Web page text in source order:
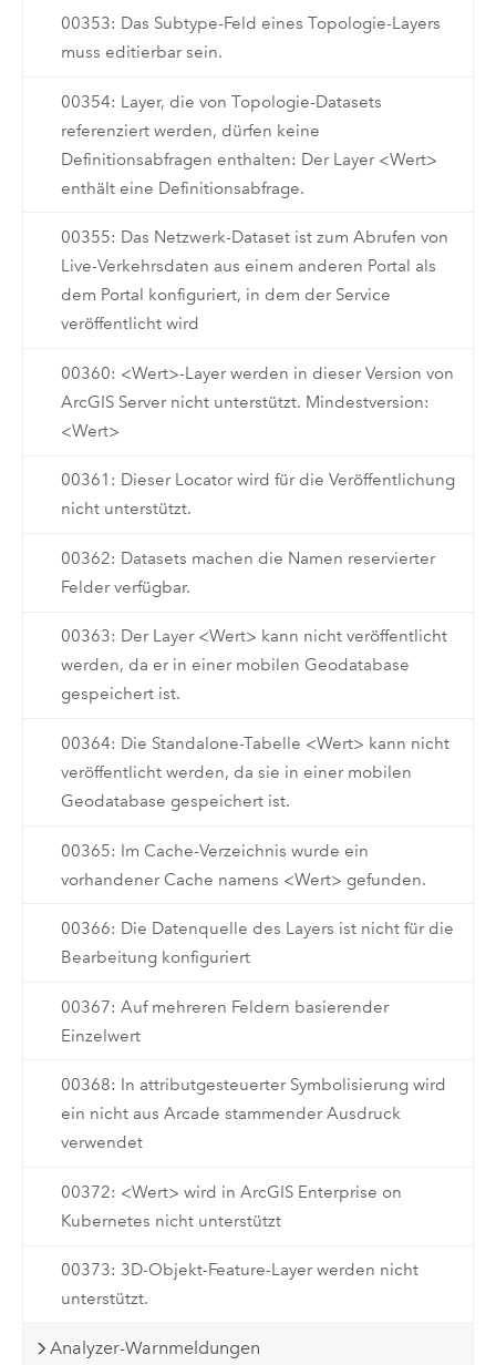
00353: Das Subtype-Feld eines Topologie-Layers
muss editierbar sein.
00354: Layer, die von Topologie-Datasets
referenziert werden, dürfen keine
Definitionsabfragen enthalten: Der Layer <Wert>
enthält eine Definitionsabfrage.
00355: Das Netzwerk-Dataset ist zum Abrufen von
Live-Verkehrsdaten aus einem anderen Portal als
dem Portal konfiguriert, in dem der Service
veröffentlicht wird
00360: <Wert>-Layer werden in dieser Version von
ArcGIS Server nicht unterstützt. Mindestversion:
<Wert>
00361: Dieser Locator wird für die Veröffentlichung
nicht unterstützt.
00362: Datasets machen die Namen reservierter
Felder verfügbar.
00363: Der Layer <Wert> kann nicht veröffentlicht
werden, da er in einer mobilen Geodatabase
gespeichert ist.
00364: Die Standalone-Tabelle <Wert> kann nicht
veröffentlicht werden, da sie in einer mobilen
Geodatabase gespeichert ist.
00365: Im Cache-Verzeichnis wurde ein
vorhandener Cache namens <Wert> gefunden.
00366: Die Datenquelle des Layers ist nicht für die
Bearbeitung konfiguriert
00367: Auf mehreren Feldern basierender
Einzelwert
00368: In attributgesteuerter Symbolisierung wird
ein nicht aus Arcade stammender Ausdruck
verwendet
00372: <Wert> wird in ArcGIS Enterprise on
Kubernetes nicht unterstützt
00373: 3D-Objekt-Feature-Layer werden nicht
unterstützt.
Analyzer-Warnmeldungen